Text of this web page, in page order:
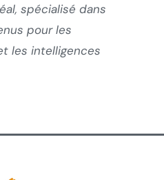
spécialisé dans
pour les
les intelligences